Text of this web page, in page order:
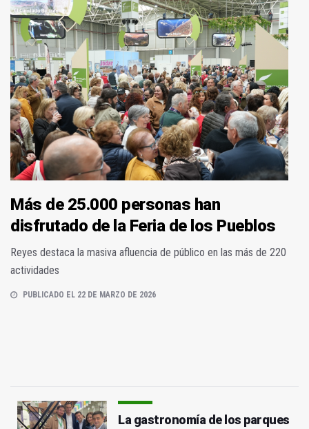
Más de 25.000 personas han
disfrutado de la Feria de los Pueblos
Reyes destaca la masiva afluencia de público en las más de 220
actividades
PUBLICADO EL 22 DE MARZO DE 2026
La gastronomía de los parques